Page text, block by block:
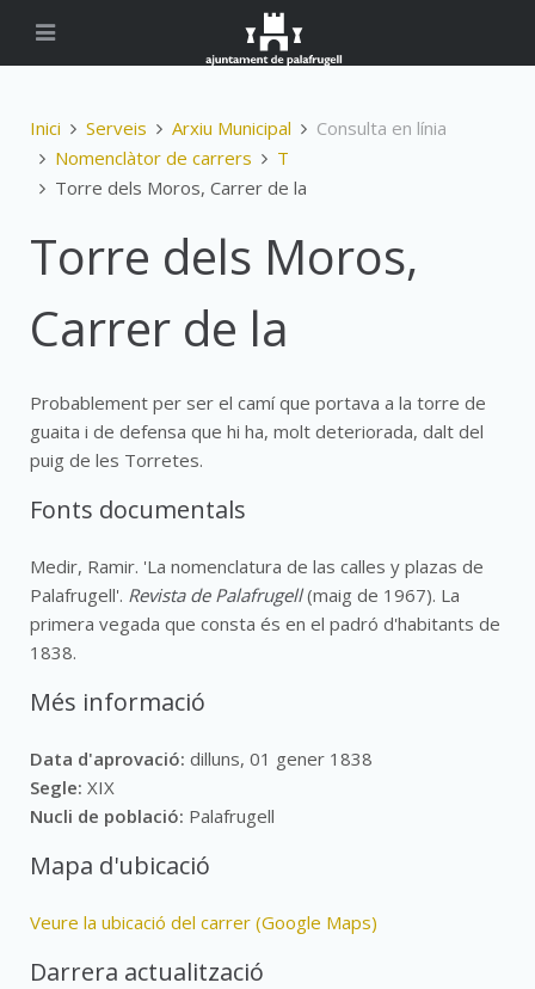
Inici Serveis Arxiu Municipal
Consulta en línia
Nomenclàtor de carrers
T
Torre dels Moros, Carrer de la
Torre dels Moros,
Carrer de la
Probablement per ser el camí que portava a la torre de
guaita i de defensa que hi ha, molt deteriorada, dalt del
puig de les Torretes.
Fonts documentals
Medir, Ramir. 'La nomenclatura de las calles y plazas de
Palafrugell'. Revista de Palafrugell(maig de 1967). La
primera vegada que consta és en el padró d'habitants de
1838.
Més informació
Data d'aprovació: dilluns, 01 gener 1838
Segle: XIX
Nucli de població: Palafrugell
Mapa d'ubicació
Veure la ubicació del carrer (Google Maps)
Darrera actualització